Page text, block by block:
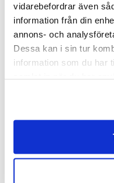
vidarebefordrar även
information från din
annons- och
Dessa kan i sin tur
information som du har
av funktionalitet och
Alexander Lervik
vilket skapar en
passar utmärkt i
miljöer. Dess stabila